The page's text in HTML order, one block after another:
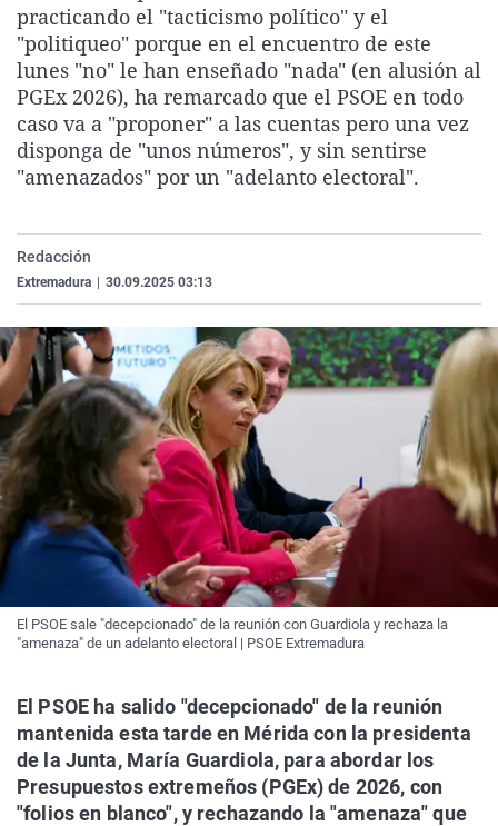
La rosa de los vientos
Gente viajera
Como el perro y el
Caso
Retornados
Equipo de
Operación Viuda
Extremadura
Galicia
La Rioja
Navarra
País Vasco
Virales
Televisión
Elecciones
practicando el "tacticismo político" y el
"politiqueo" porque en el encuentro de este
lunes "no" le han enseñado "nada" (en alusión al
PGEx 2026), ha remarcado que el PSOE en todo
caso va a "proponer" a las cuentas pero una vez
disponga de "unos números", y sin sentirse
"amenazados" por un "adelanto electoral".
Redacción
Extremadura 30.09.2025 03:13
El PSOE sale "decepcionado" de la reunión con Guardiola y rechaza la
"amenaza" de un adelanto electoral | PSOE Extremadura
El PSOE ha salido "decepcionado" de la reunión
mantenida esta tarde en Mérida con la presidenta
de la Junta, María Guardiola, para abordar los
Presupuestos extremeños (PGEx) de 2026, con
"folios en blanco", y rechazando la "amenaza" que